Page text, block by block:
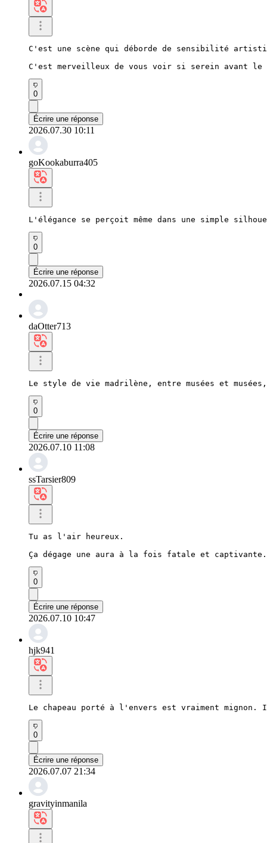
C'est une scène qui déborde de sensibilité
C'est merveilleux de vous voir si serein avant le
0
Écrire une réponse
2026.07.30 10:11
goKookaburra405
L'élégance se perçoit même dans une simple
0
Écrire une réponse
2026.07.15 04:32
daOtter713
Le style de vie madrilène, entre musées et
0
Écrire une réponse
2026.07.10 11:08
ssTarsier809
Tu as l'air heureux.
Ça dégage une aura à la fois fatale et captivante.
0
Écrire une réponse
2026.07.10 10:47
hjk941
Le chapeau porté à l'envers est vraiment
0
Écrire une réponse
2026.07.07 21:34
gravityinmanila